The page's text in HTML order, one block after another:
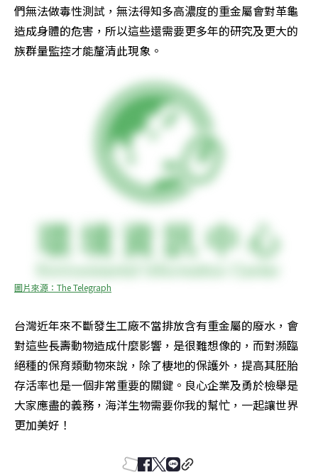
們無法做毒性測試，無法得知多高濃度的重金屬會對革龜
造成身體的危害，所以這些還需要更多年的研究及更大的
族群量監控才能釐清此現象。
圖片來源：The Telegraph
台灣近年來不斷發生工廠不當排放含有重金屬的廢水，會
對這些長壽動物造成什麼影響，是很難想像的，而對瀕臨
絕種的保育類動物來說，除了棲地的保護外，提高其胚胎
存活率也是一個非常重要的關鍵。良心企業及勇於檢舉是
大家應盡的義務，海洋生物需要你我的幫忙，一起讓世界
更加美好！